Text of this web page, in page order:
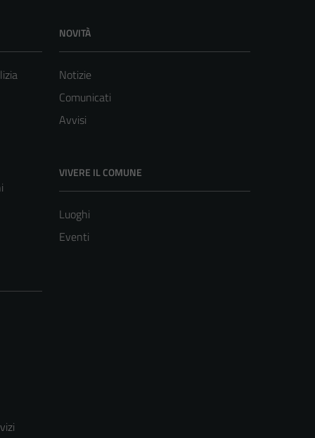
NOVITÀ
Notizie
Comunicati
Avvisi
VIVERE IL COMUNE
Luoghi
Eventi